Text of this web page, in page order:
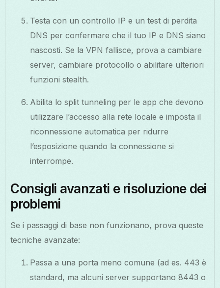
Testa con un controllo IP e un test di perdita
DNS per confermare che il tuo IP e DNS siano
nascosti. Se la VPN fallisce, prova a cambiare
server, cambiare protocollo o abilitare ulteriori
funzioni stealth.
Abilita lo split tunneling per le app che devono
utilizzare l’accesso alla rete locale e imposta il
riconnessione automatica per ridurre
l’esposizione quando la connessione si
interrompe.
Consigli avanzati e risoluzione dei
problemi
Se i passaggi di base non funzionano, prova queste
tecniche avanzate:
Passa a una porta meno comune (ad es. 443 è
standard, ma alcuni server supportano 8443 o